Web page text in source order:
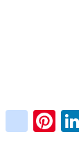
Twitter